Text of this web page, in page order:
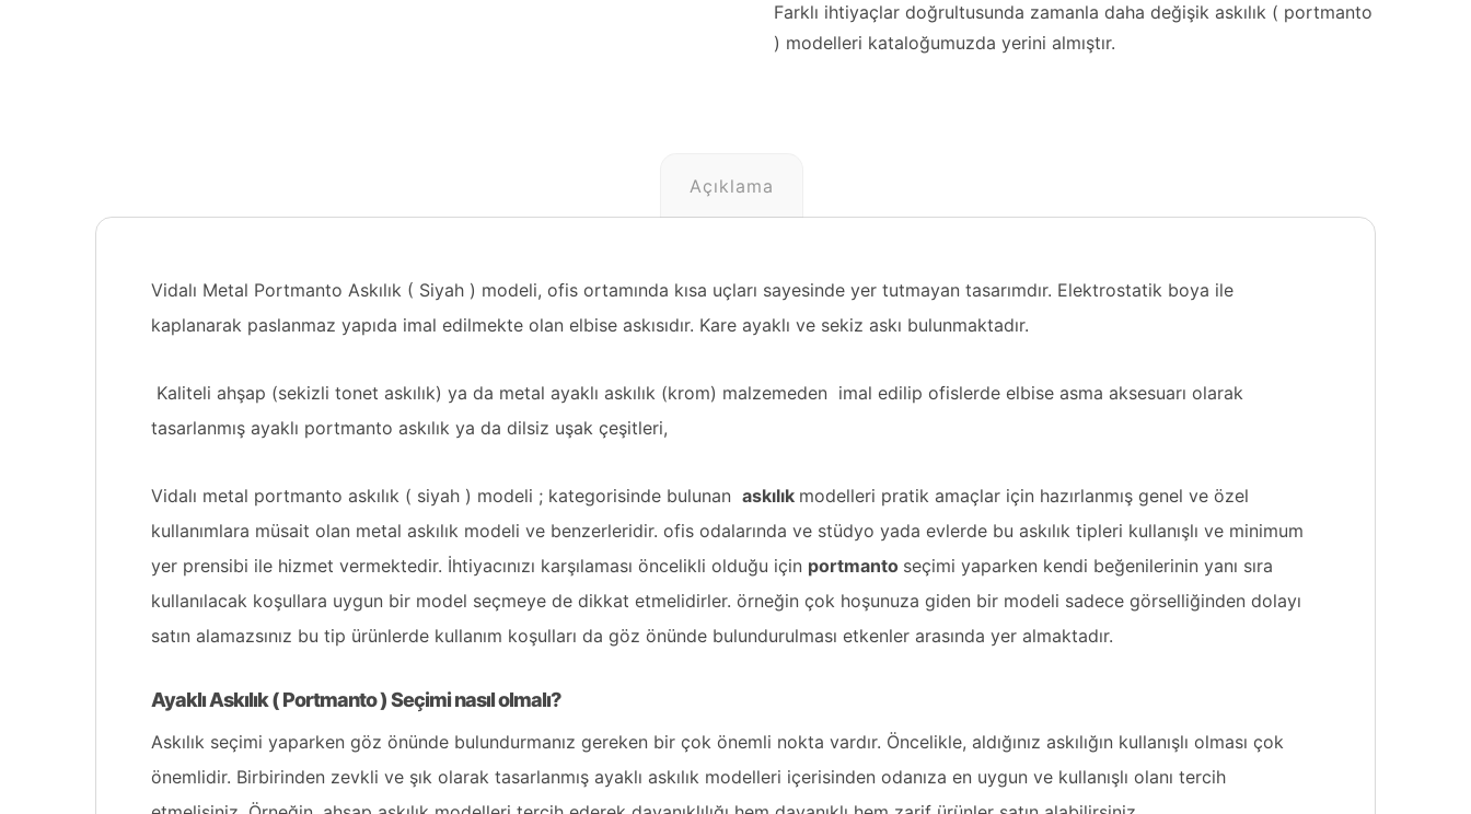
Farklı ihtiyaçlar doğrultusunda zamanla daha değişik askılık ( portmanto
) modelleri kataloğumuzda yerini almıştır.
Açıklama
Vidalı Metal Portmanto Askılık ( Siyah ) modeli, ofis ortamında kısa uçları sayesinde yer tutmayan tasarımdır. Elektrostatik boya ile
kaplanarak paslanmaz yapıda imal edilmekte olan elbise askısıdır. Kare ayaklı ve sekiz askı bulunmaktadır.
Kaliteli ahşap (sekizli tonet askılık) ya da metal ayaklı askılık (krom) malzemeden imal edilip ofislerde elbise asma aksesuarı olarak
tasarlanmış ayaklı portmanto askılık ya da dilsiz uşak çeşitleri,
Vidalı metal portmanto askılık ( siyah ) modeli ; kategorisinde bulunan askılık modelleri pratik amaçlar için hazırlanmış genel ve özel
kullanımlara müsait olan metal askılık modeli ve benzerleridir. ofis odalarında ve stüdyo yada evlerde bu askılık tipleri kullanışlı ve minimum
yer prensibi ile hizmet vermektedir. İhtiyacınızı karşılaması öncelikli olduğu için portmanto seçimi yaparken kendi beğenilerinin yanı sıra
kullanılacak koşullara uygun bir model seçmeye de dikkat etmelidirler. örneğin çok hoşunuza giden bir modeli sadece görselliğinden dolayı
satın alamazsınız bu tip ürünlerde kullanım koşulları da göz önünde bulundurulması etkenler arasında yer almaktadır.
Ayaklı Askılık ( Portmanto ) Seçimi nasıl olmalı?
Askılık seçimi yaparken göz önünde bulundurmanız gereken bir çok önemli nokta vardır. Öncelikle, aldığınız askılığın kullanışlı olması çok
önemlidir. Birbirinden zevkli ve şık olarak tasarlanmış ayaklı askılık modelleri içerisinden odanıza en uygun ve kullanışlı olanı tercih